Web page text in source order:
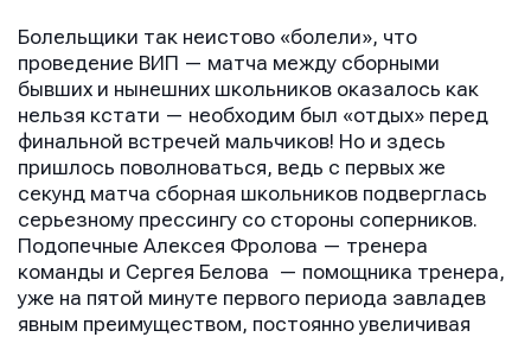
Болельщики так неистово «болели», что
проведение ВИП — матча между сборными
бывших и нынешних школьников оказалось как
нельзя кстати — необходим был «отдых» перед
финальной встречей мальчиков! Но и здесь
пришлось поволноваться, ведь с первых же
секунд матча сборная школьников подверглась
серьезному прессингу со стороны соперников.
Подопечные Алексея Фролова — тренера
команды и Сергея Белова — помощника тренера,
уже на пятой минуте первого периода завладев
явным преимуществом, постоянно увеличивая
Имя
E-mail
Имя
E-mail
Имя
E-mail